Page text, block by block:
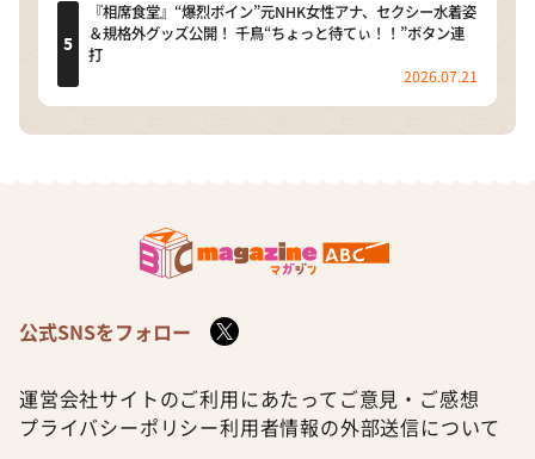
『相席食堂』“爆烈ボイン”元NHK女性アナ、セクシー水着姿
＆規格外グッズ公開！ 千鳥“ちょっと待てぃ！！”ボタン連
打
2026.07.21
公式SNSをフォロー
運営会社サイトのご利用にあたって ご意見・ご感想
プライバシーポリシー利用者情報の外部送信について